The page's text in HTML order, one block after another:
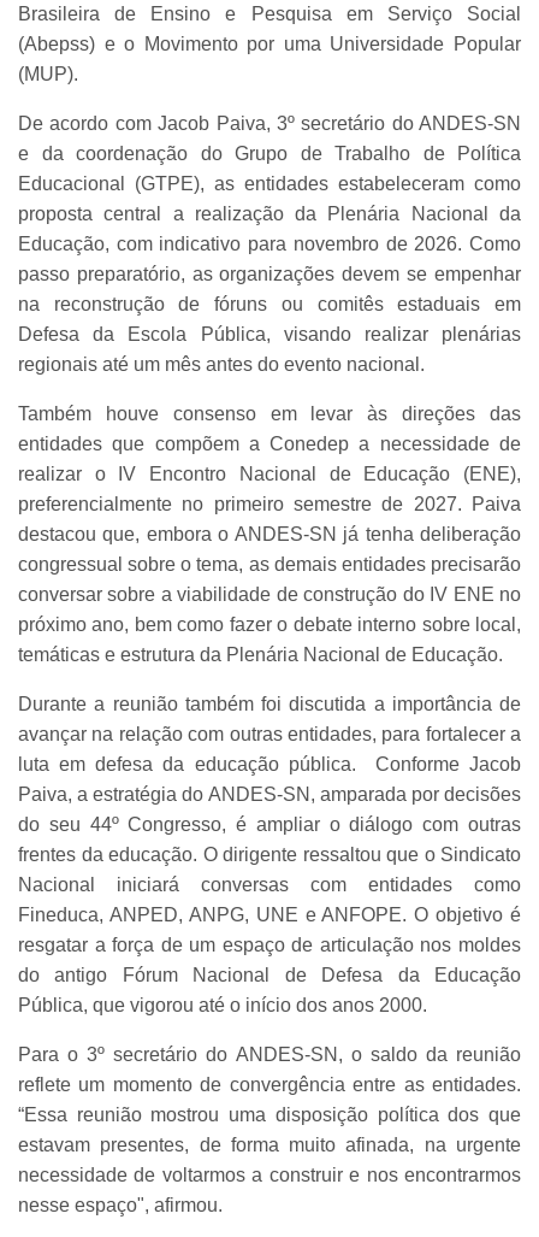
Brasileira de Ensino e Pesquisa em Serviço Social
(Abepss) e o Movimento por uma Universidade Popular
(MUP).
De acordo com Jacob Paiva, 3º secretário do ANDES-SN
e da coordenação do Grupo de Trabalho de Política
Educacional (GTPE), as entidades estabeleceram como
proposta central a realização da Plenária Nacional da
Educação, com indicativo para novembro de 2026. Como
passo preparatório, as organizações devem se empenhar
na reconstrução de fóruns ou comitês estaduais em
Defesa da Escola Pública, visando realizar plenárias
regionais até um mês antes do evento nacional.
Também houve consenso em levar às direções das
entidades que compõem a Conedep a necessidade de
realizar o IV Encontro Nacional de Educação (ENE),
preferencialmente no primeiro semestre de 2027. Paiva
destacou que, embora o ANDES-SN já tenha deliberação
congressual sobre o tema, as demais entidades precisarão
conversar sobre a viabilidade de construção do IV ENE no
próximo ano, bem como fazer o debate interno sobre local,
temáticas e estrutura da Plenária Nacional de Educação.
Durante a reunião também foi discutida a importância de
avançar na relação com outras entidades, para fortalecer a
luta em defesa da educação pública. Conforme Jacob
Paiva, a estratégia do ANDES-SN, amparada por decisões
do seu 44º Congresso, é ampliar o diálogo com outras
frentes da educação. O dirigente ressaltou que o Sindicato
Nacional iniciará conversas com entidades como
Fineduca, ANPED, ANPG, UNE e ANFOPE. O objetivo é
resgatar a força de um espaço de articulação nos moldes
do antigo Fórum Nacional de Defesa da Educação
Pública, que vigorou até o início dos anos 2000.
Para o 3º secretário do ANDES-SN, o saldo da reunião
reflete um momento de convergência entre as entidades.
“Essa reunião mostrou uma disposição política dos que
estavam presentes, de forma muito afinada, na urgente
necessidade de voltarmos a construir e nos encontrarmos
nesse espaço", afirmou.